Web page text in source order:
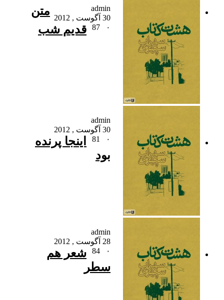
admin
30 آگوست , 2012
۰
متن
قدیم شب
admin
30 آگوست , 2012
۰
اینجا پرنده
بود
admin
28 آگوست , 2012
۰
شعر هم
سطر